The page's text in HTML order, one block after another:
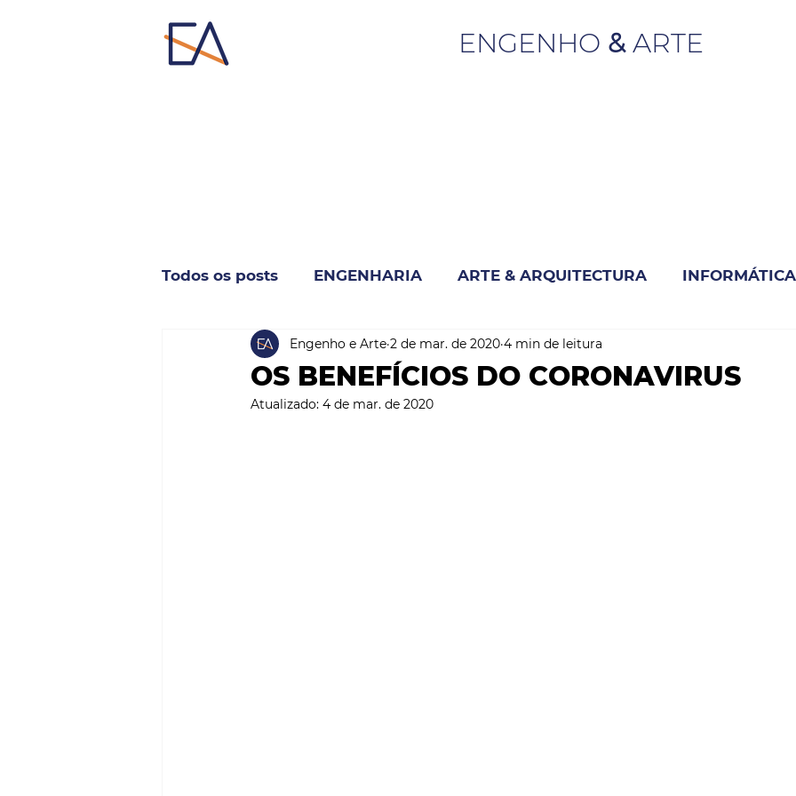
ENGENHO &ARTE
Todos os posts ENGENHARIA ARTE & ARQUITECTURA
INDUSTRIA & NEGÓCIO INOVAÇÃO & SUSTENTABILIDADE
OS BENEFÍCIOS DO CORONAVIRUS
Engenho e Arte 2 de mar. de 2020 4 min de leitura
Atualizado: 4 de mar. de 2020